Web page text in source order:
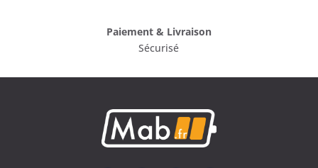
Paiement & Livraison
Sécurisé